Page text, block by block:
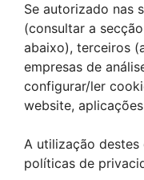
Se autorizado nas
(consultar a
abaixo), terceiros
empresas de
configurar/ler
website,
A utilização
políticas de